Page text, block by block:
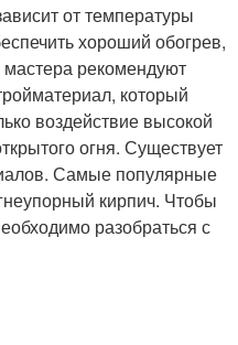
от температуры
хороший обогрев,
рекомендуют
который
воздействие высокой
огня. Существует
Самые популярные
кирпич. Чтобы
разобраться с